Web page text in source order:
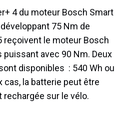
4 du moteur Bosch Smart
75 Nm de
reçoivent le moteur Bosch
puissant avec 90 Nm. Deux
disponibles : 540 Wh ou
cas, la batterie peut être
sur le vélo.